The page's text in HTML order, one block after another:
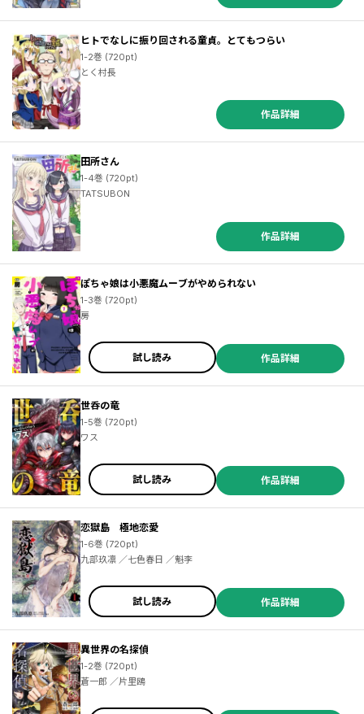
ヒトでなしに振り回される童貞。とてもつらい
1-2巻 (720pt)
とく村長
作品詳細
田所さん
1-4巻 (720pt)
TATSUBON
作品詳細
ぽちゃ娘は小悪魔ムーブがやめられない
1-3巻 (720pt)
房
試し読み 作品詳細
世呑の竜
1-5巻 (720pt)
ワス
試し読み 作品詳細
恋獄島 極地恋愛
1-6巻 (720pt)
九部玖凛 ／七色春日 ／魁李
試し読み 作品詳細
異世界の名探偵
1-2巻 (720pt)
蒼一郎 ／片里鴎